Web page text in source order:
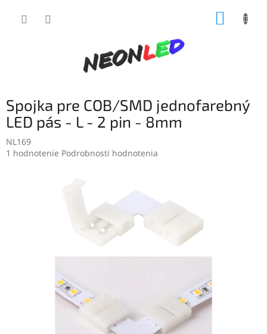
Spojka pre COB/SMD jednofarebný
LED pás - L - 2 pin - 8mm
NL169
Priemerné
1 hodnotenie Podrobnosti hodnotenia